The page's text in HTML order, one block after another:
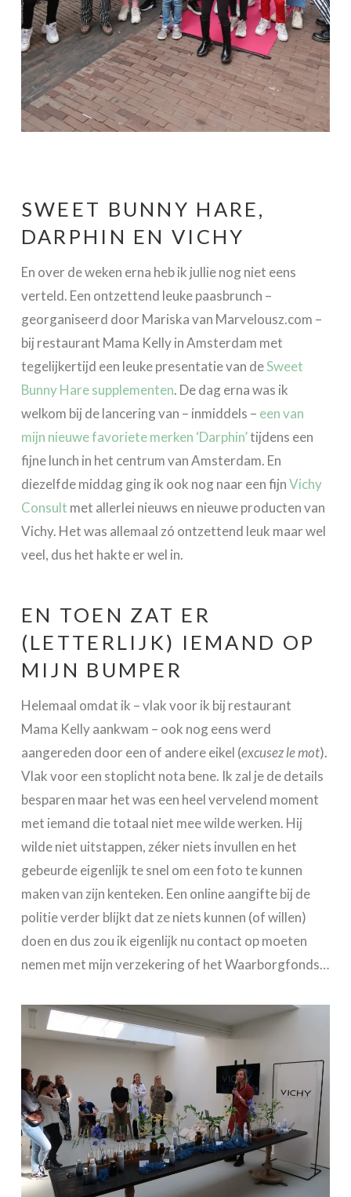
SWEET BUNNY HARE,
DARPHIN EN VICHY
En over de weken erna heb ik jullie nog niet eens
verteld. Een ontzettend leuke paasbrunch –
georganiseerd door Mariska van Marvelousz.com –
bij restaurant Mama Kelly in Amsterdam met
tegelijkertijd een leuke presentatie van deSweet
Bunny Hare supplementen. De dag erna was ik
welkom bij de lancering van – inmiddels – een van
mijn nieuwe favoriete merken ‘Darphin’tijdens een
fijne lunch in het centrum van Amsterdam. En
diezelfde middag ging ik ook nog naar een fijnVichy
Consult met allerlei nieuws en nieuwe producten van
Vichy. Het was allemaal zó ontzettend leuk maar wel
veel, dus het hakte er wel in.
EN TOEN ZAT ER
(LETTERLIJK) IEMAND OP
MIJN BUMPER
Helemaal omdat ik – vlak voor ik bij restaurant
Mama Kelly aankwam – ook nog eens werd
aangereden door een of andere eikel (excusez le mot).
Vlak voor een stoplicht nota bene. Ik zal je de details
besparen maar het was een heel vervelend moment
met iemand die totaal niet mee wilde werken. Hij
wilde niet uitstappen, zéker niets invullen en het
gebeurde eigenlijk te snel om een foto te kunnen
maken van zijn kenteken. Een online aangifte bij de
politie verder blijkt dat ze niets kunnen (of willen)
doen en dus zou ik eigenlijk nu contact op moeten
nemen met mijn verzekering of het Waarborgfonds…